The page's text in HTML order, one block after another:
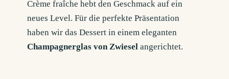
Crème fraîche hebt den Geschmack auf ein
neues Level. Für die perfekte Präsentation
haben wir das Dessert in einem eleganten
Champagnerglas von Zwiesel angerichtet.